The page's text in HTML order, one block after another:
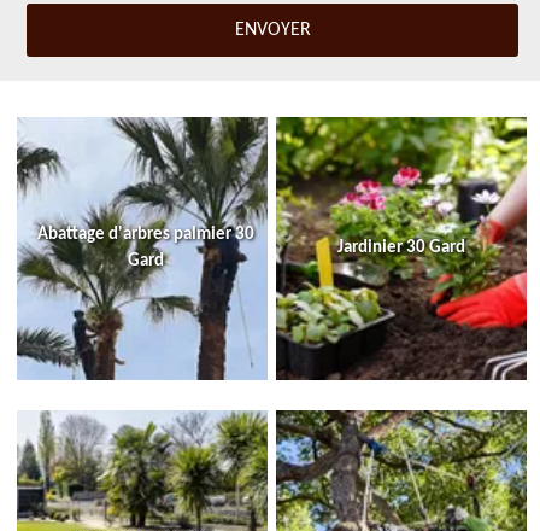
Abattage d'arbres palmier 30
Gard
Jardinier 30 Gard